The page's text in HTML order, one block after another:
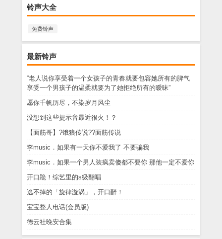
铃声大全
免费铃声
最新铃声
“老人说你享受着一个女孩子的青春就要包容她所有的脾气
享受一个男孩子的温柔就要为了她拒绝所有的暧昧”
愿你千帆历尽，不染岁月风尘
没想到这些提示音最近很火！？
【面筋哥】?饿狼传说??面筋传说
李music．如果有一天你不爱我了 不要骗我
李music．如果一个男人装疯卖傻都不要你 那他一定不爱你
开口跪！综艺里的s级翻唱
逃不掉的「旋律漩涡」，开口醉！
宝宝整人电话(会员版)
德云社晚安合集